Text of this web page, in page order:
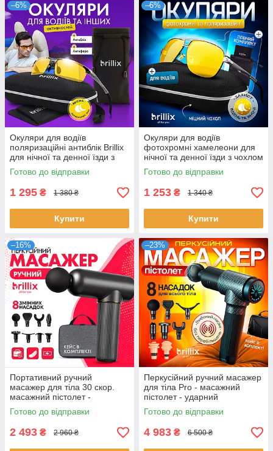
–6%
Окуляри для водіїв
поляризаційні антиблік Brillix
для нічної та денної їзди з
чохлом (BRL-012Y)
Готово до відправки
1 295 ₴ 1 380 ₴
Купити
–6%
Окуляри для водіїв
фотохромні хамелеони для
нічної та денної їзди з чохлом
(SEN-PD2)
Готово до відправки
1 253 ₴ 1 340 ₴
Купити
–16%
Портативний ручний
масажер для тіла 30 скор.
масажний пістолет -
вібраційний ударний
перкусійний масажер
Готово до відправки
2 493 ₴ 2 960 ₴
–23%
Перкусійний ручний масажер
для тіла Pro - масажний
пістолет - ударний
вібраційний електромасажер
(Y10)
Готово до відправки
4 983 ₴ 6 500 ₴